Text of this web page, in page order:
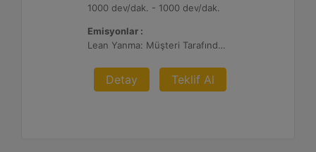
1000 dev/dak. - 1000 dev/dak.
Emisyonlar :
Lean Yanma: Müşteri Tarafından Sağlanan Atık Arıtma ile NSPS Saha Uyumluluğuna Sahiptir, 0,3 g ve 0,5 g/bhp-sa. NOx
Detay Teklif Al